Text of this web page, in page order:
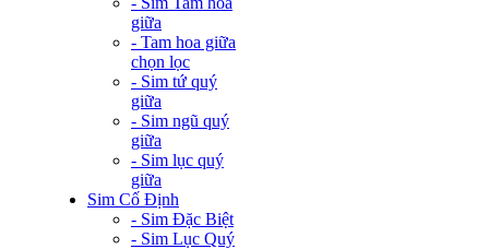
giữa
- Tam hoa giữa
chọn lọc
- Sim tứ quý
giữa
- Sim ngũ quý
giữa
- Sim lục quý
giữa
Sim Cố Định
- Sim Đặc Biệt
- Sim Lục Quý